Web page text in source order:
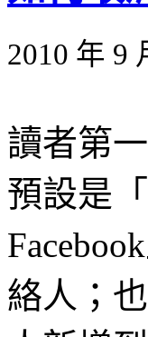
2010 年 9
讀者第
預設是
絡人；